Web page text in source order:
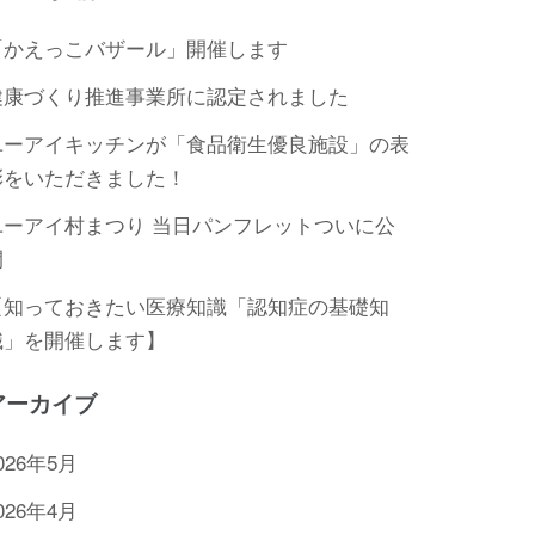
えっこバザール」開催します
づくり推進事業所に認定されました
アイキッチンが「食品衛生優良施設」の表
いただきました！
アイ村まつり 当日パンフレットついに公
っておきたい医療知識「認知症の基礎知
を開催します】
ーカイブ
年5月
年4月